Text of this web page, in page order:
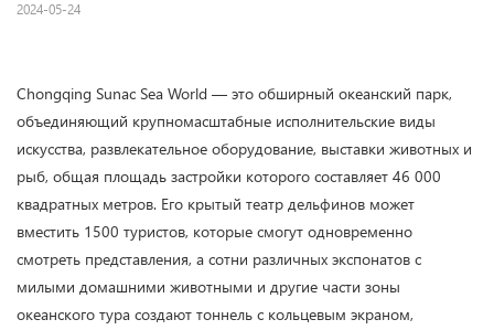
2024-05-24
Chongqing Sunac Sea World — это обширный океанский парк,
объединяющий крупномасштабные исполнительские виды
искусства, развлекательное оборудование, выставки животных и
рыб, общая площадь застройки которого составляет 46 000
квадратных метров. Его крытый театр дельфинов может
вместить 1500 туристов, которые смогут одновременно
смотреть представления, а сотни различных экспонатов с
милыми домашними животными и другие части зоны
океанского тура создают тоннель с кольцевым экраном,